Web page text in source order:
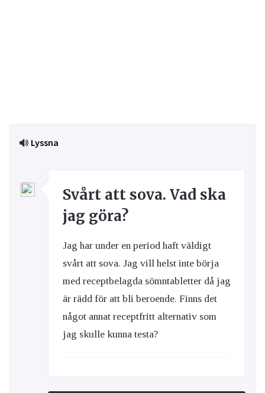
Lyssna
Svårt att sova. Vad ska
jag göra?
Jag har under en period haft väldigt
svårt att sova. Jag vill helst inte börja
med receptbelagda sömntabletter då jag
är rädd för att bli beroende. Finns det
något annat receptfritt alternativ som
jag skulle kunna testa?